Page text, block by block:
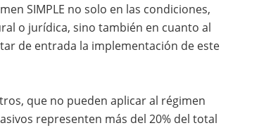
SIMPLE no solo en las condiciones,
o jurídica, sino también en cuanto al
de entrada la implementación de este
que no pueden aplicar al régimen
representen más del 20% del total